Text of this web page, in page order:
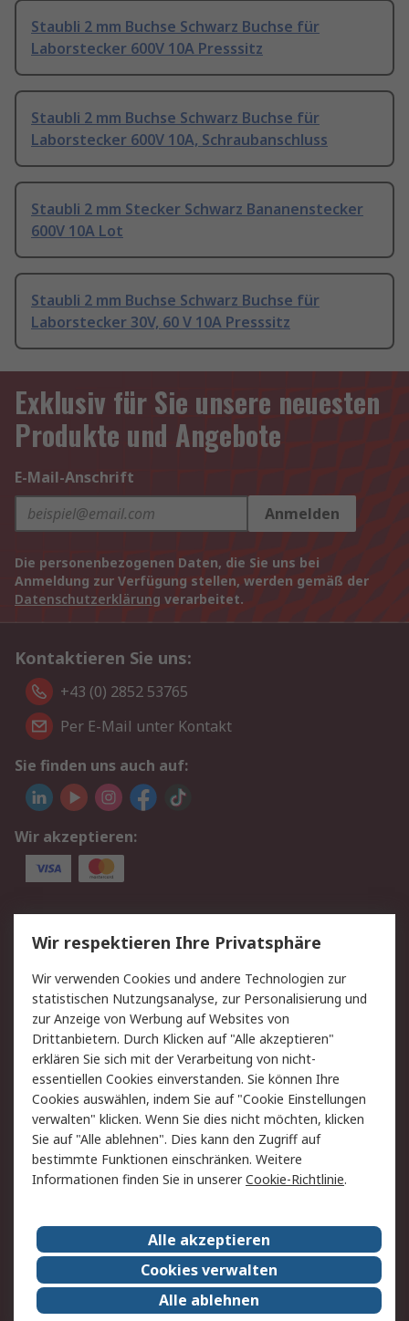
Staubli 2 mm Buchse Schwarz Buchse für
Laborstecker 600V 10A Presssitz
Staubli 2 mm Buchse Schwarz Buchse für
Laborstecker 600V 10A, Schraubanschluss
Staubli 2 mm Stecker Schwarz Bananenstecker
600V 10A Lot
Staubli 2 mm Buchse Schwarz Buchse für
Laborstecker 30V, 60 V 10A Presssitz
Exklusiv für Sie unsere neuesten
Produkte und Angebote
E-Mail-Anschrift
Anmelden
Die personenbezogenen Daten, die Sie uns bei
Anmeldung zur Verfügung stellen, werden gemäß der
Datenschutzerklärung verarbeitet.
Kontaktieren Sie uns:
+43 (0) 2852 53765
Per E-Mail unter Kontakt
Sie finden uns auch auf:
Wir akzeptieren:
Service
Value Added Services
Lieferlösungen
Rücksendung/Entsorgung Kontakt
Hilfe
Rechtliches
RS Verkaufs- und
Lieferbedingungen
Datenschutz
Cookie-Richtlinie
Zahlungsbedingungen
Impressum
Webseite Konditionen
RS weltweit
Karriere bei RS
Nachhaltigkeit
Qualität/Zertifikate
Presse-Center
Event-Center
Wir respektieren Ihre Privatsphäre
Wir verwenden Cookies und andere Technologien zur
statistischen Nutzungsanalyse, zur Personalisierung und
zur Anzeige von Werbung auf Websites von
Drittanbietern. Durch Klicken auf "Alle akzeptieren"
erklären Sie sich mit der Verarbeitung von nicht-
essentiellen Cookies einverstanden. Sie können Ihre
Cookies auswählen, indem Sie auf "Cookie Einstellungen
verwalten" klicken. Wenn Sie dies nicht möchten, klicken
Sie auf "Alle ablehnen". Dies kann den Zugriff auf
bestimmte Funktionen einschränken. Weitere
Informationen finden Sie in unsererCookie-Richtlinie.
Alle akzeptieren
Cookies verwalten
Alle ablehnen